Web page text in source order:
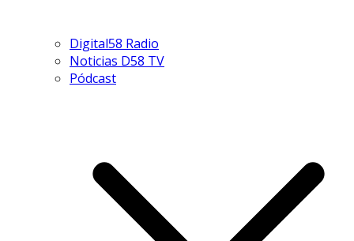
Digital58 Radio
Noticias D58 TV
Pódcast